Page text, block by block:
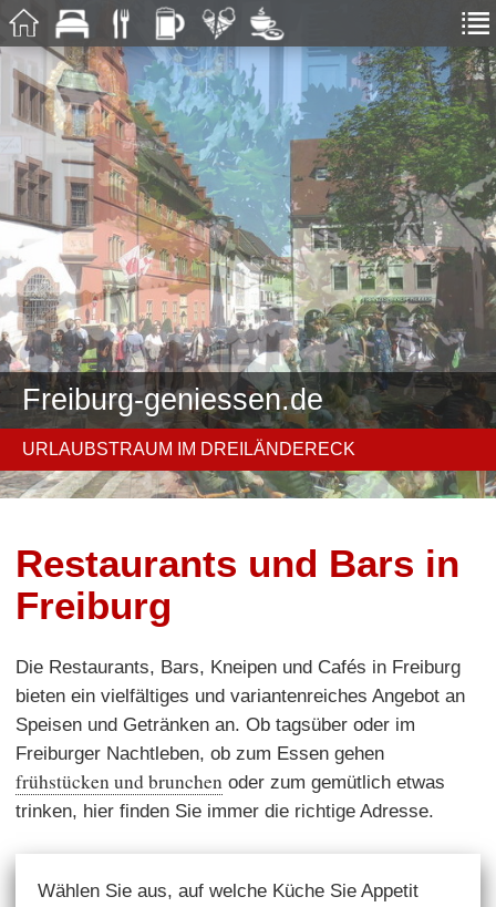
Freiburg-geniessen.de
URLAUBSTRAUM IM DREILÄNDERECK
Restaurants und Bars in
Freiburg
Die Restaurants, Bars, Kneipen und Cafés in Freiburg
bieten ein vielfältiges und variantenreiches Angebot an
Speisen und Getränken an. Ob tagsüber oder im
Freiburger Nachtleben, ob zum Essen gehen
frühstücken und brunchen oder zum gemütlich etwas
trinken, hier finden Sie immer die richtige Adresse.
Wählen Sie aus, auf welche Küche Sie Appetit